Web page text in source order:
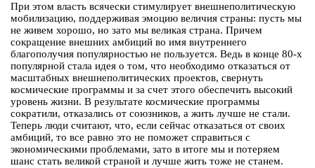
При этом власть всячески стимулирует внешнеполитическую
мобилизацию, поддерживая эмоцию величия страны: пусть мы
не живем хорошо, но зато мы великая страна. Причем
сокращение внешних амбиций во имя внутреннего
благополучия популярностью не пользуется. Ведь в конце 80-х
популярной стала идея о том, что необходимо отказаться от
масштабных внешнеполитических проектов, свернуть
космические программы и за счет этого обеспечить высокий
уровень жизни. В результате космические программы
сократили, отказались от союзников, а жить лучше не стали.
Теперь люди считают, что, если сейчас отказаться от своих
амбиций, то все равно это не поможет справиться с
экономическими проблемами, зато в итоге мы и потеряем
шанс стать великой страной и лучше жить тоже не станем.